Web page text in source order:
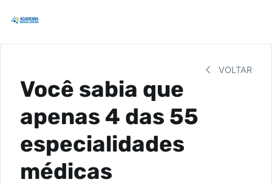
VOLTAR
Você sabia que
apenas 4 das 55
especialidades
médicas